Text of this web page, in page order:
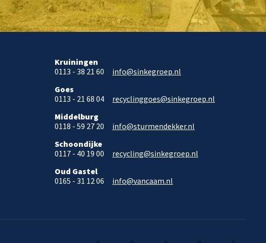
Kruiningen
0113 - 38 21 60
info@sinkegroep.nl
Goes
0113 - 21 68 04
recyclinggoes@sinkegroep.nl
Middelburg
0118 - 59 27 20
info@sturmendekker.nl
Schoondijke
0117 - 40 19 00
recycling@sinkegroep.nl
Oud Gastel
0165 - 31 12 06
info@vancaam.nl